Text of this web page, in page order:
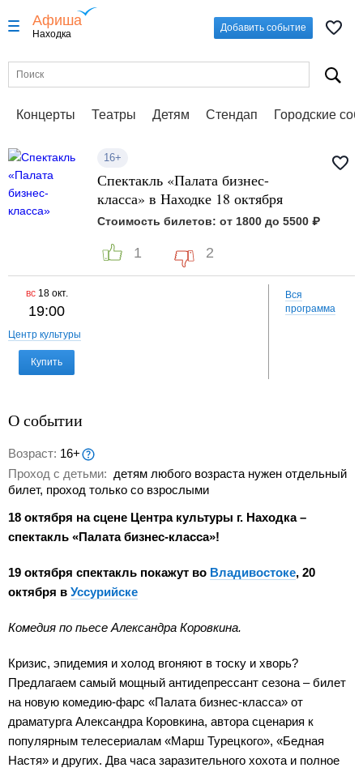
Афиша
Находка
Добавить событие
Концерты Театры Детям Стендап Городские
16+
Спектакль «Палата бизнес-
класса» в Находке 18 октября
Стоимость билетов: от 1800 до 5500 ₽
1 2
вс 18 окт.
19:00
Центр культуры
Купить
Вся
программа
О событии
Возраст: 16+
Проход с детьми: детям любого возраста нужен отдельный
билет, проход только со взрослыми
18 октября на сцене Центра культуры г. Находка –
спектакль «Палата бизнес-класса»!
19 октября спектакль покажут во Владивостоке, 20
октября в Уссурийске
Комедия по пьесе Александра Коровкина.
Кризис, эпидемия и холод вгоняют в тоску и хворь?
Предлагаем самый мощный антидепрессант сезона – билет
на новую комедию-фарс «Палата бизнес-класса» от
драматурга Александра Коровкина, автора сценария к
популярным телесериалам «Марш Турецкого», «Бедная
Настя» и других. Два часа заразительного хохота и полное